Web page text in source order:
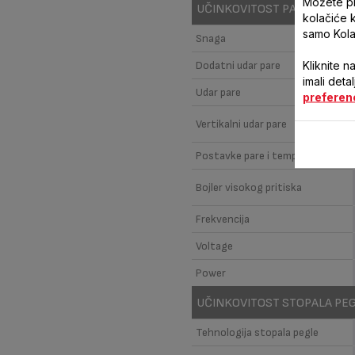
UČINKOVITOST PARE I SNAGE
Snaga
Dodatni udar pare
Udar pare
Vertikalni udar pare
Postavke pare i temperature
Bojler visokog pritiska
Frekvencija
Voltage
Power
UČINKOVITOST STOPALA
Tehnologija stopala pegle
kolačiće
samo
Kliknite na
imali